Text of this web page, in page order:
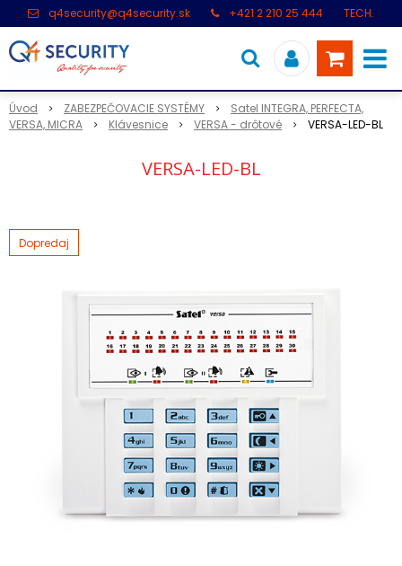
q4security@q4security.sk +421 2 210 25 444
TECH.
Úvod ZABEZPEČOVACIE SYSTÉMY
Satel INTEGRA, PERFECTA,
VERSA, MICRA
Klávesnice VERSA - drôtové VERSA-LED-BL
VERSA-LED-BL
Dopredaj